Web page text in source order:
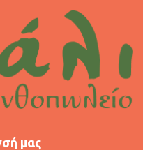
μας